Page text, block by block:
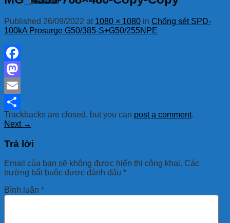
Published 26/09/2022 at 1080 × 1080 in Chống sét SPD-
100kA Prosurge G50/385-S+G50/255NPE
Facebook
Mastodon
Email
Share
Trackbacks are closed, but you can post a comment.
Next →
Trả lời
Email của bạn sẽ không được hiển thị công khai. Các
trường bắt buộc được đánh dấu *
Bình luận *